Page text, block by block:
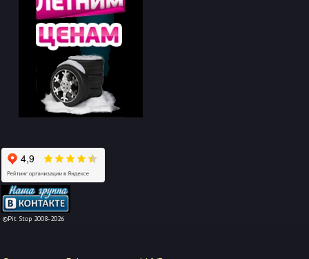
©Pit Stop 2008-2026
-->